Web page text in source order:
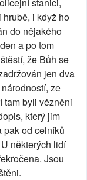
i když ho
do nějakého
a po tom
že Bůh se
jen dva
ze
tam byli vězněni
který jim
pak od celníků
některých lidí
Jsou